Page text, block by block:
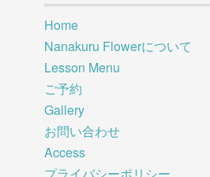
Home
Nanakuru Flowerについて
Lesson Menu
ご予約
Gallery
お問い合わせ
Access